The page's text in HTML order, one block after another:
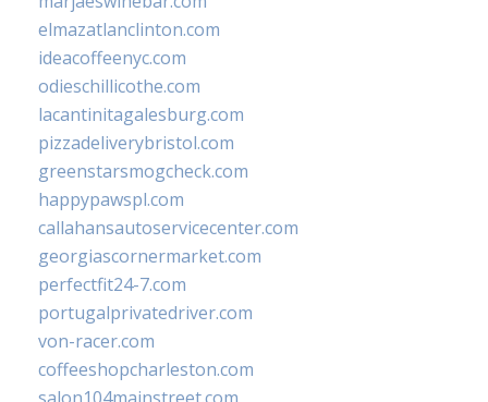
elmazatlanclinton.com
ideacoffeenyc.com
odieschillicothe.com
lacantinitagalesburg.com
pizzadeliverybristol.com
greenstarsmogcheck.com
happypawspl.com
callahansautoservicecenter.com
georgiascornermarket.com
perfectfit24-7.com
portugalprivatedriver.com
von-racer.com
coffeeshopcharleston.com